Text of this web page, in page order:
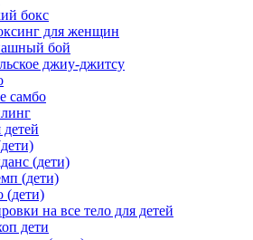
бокс
для женщин
бой
джиу-джитсу
самбо
детей
(дети)
(дети)
(дети)
на все тело для детей
дети